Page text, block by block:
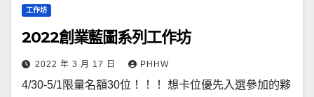
工作坊
2022創業藍圖系列工作坊
2022 年 3 月 17 日 PHHW
4/30-5/1限量名額30位！！！ 想卡位優先入選參加的夥